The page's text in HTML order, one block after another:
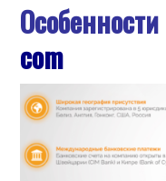
Особенности
com